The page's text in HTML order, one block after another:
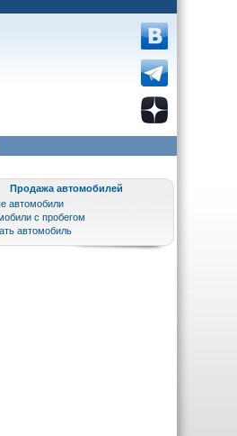
Продажа автомобилей
автомобили
с пробегом
автомобиль